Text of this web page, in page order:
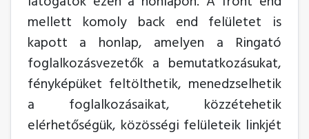
mellett komoly back end felületet is
kapott a honlap, amelyen a Ringató
foglalkozásvezetők a bemutatkozásukat,
fényképüket feltölthetik, menedzselhetik
a foglalkozásaikat, közzétehetik
elérhetőségük, közösségi felületeik linkjét